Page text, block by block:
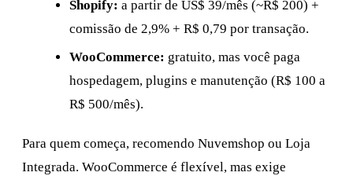
Shopify: a partir de US$ 39/mês (~R$ 200) +
comissão de 2,9% + R$ 0,79 por transação.
WooCommerce: gratuito, mas você paga
hospedagem, plugins e manutenção (R$ 100 a
R$ 500/mês).
Para quem começa, recomendo Nuvemshop ou Loja
Integrada. WooCommerce é flexível, mas exige